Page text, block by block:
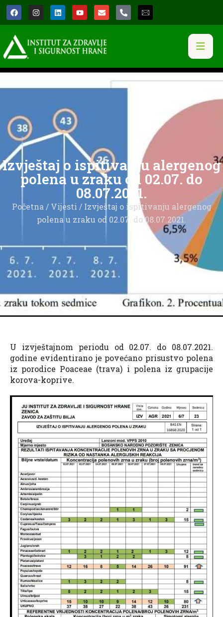
Izvještaj o ispitivanju alergenog
polena u zraku od 02.07. do
08.07.2021.
Početna / Vijesti / Izvještaj o ispitivanju alergenog
polena u zraku od 02.07. do 08.07.2021.
U izvještajnom periodu od 02.07. do 08.07.2021.
godine evidentirano je povećano prisustvo polena
iz porodice Poaceae (trava) i polena iz grupacije
korova-koprive.